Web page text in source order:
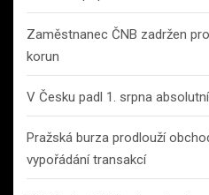
Zaměstnanec ČNB zadržen
korun
V Česku padl 1. srpna
Pražská burza prodlouží
vypořádání transakcí